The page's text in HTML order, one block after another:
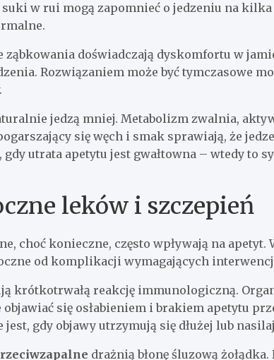
suki w rui mogą zapomnieć o jedzeniu na
ząbkowania doświadczają dyskomfortu w
Rozwiązaniem może być tymczasowe
jedzą mniej. Metabolizm zwalnia,
się węch i smak sprawiają, że
utrata apetytu jest gwałtowna – wtedy to
leków i szczepień
choć konieczne, często wpływają na
od komplikacji wymagających
krótkotrwałą reakcję immunologiczną.
objawiać się osłabieniem i brakiem apetytu
gdy objawy utrzymują się dłużej lub
drażnią błonę śluzową